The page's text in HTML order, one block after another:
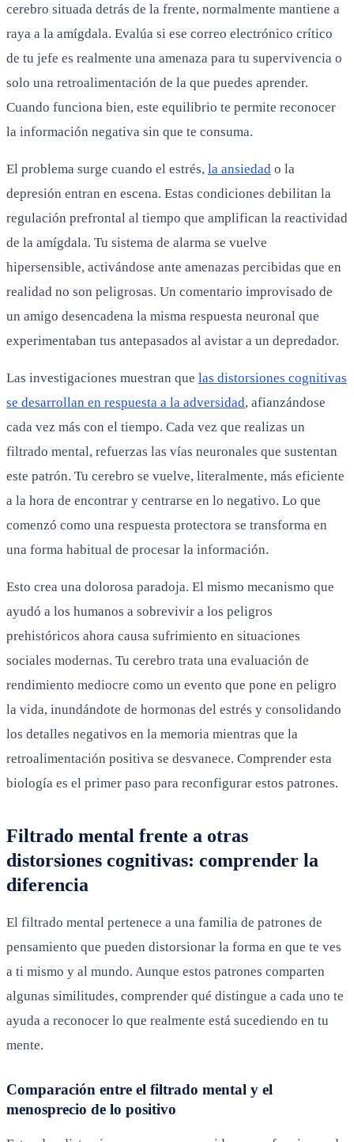
cerebro situada detrás de la frente, normalmente mantiene a
raya a la amígdala. Evalúa si ese correo electrónico crítico
de tu jefe es realmente una amenaza para tu supervivencia o
solo una retroalimentación de la que puedes aprender.
Cuando funciona bien, este equilibrio te permite reconocer
la información negativa sin que te consuma.
El problema surge cuando el estrés, la ansiedad o la
depresión entran en escena. Estas condiciones debilitan la
regulación prefrontal al tiempo que amplifican la reactividad
de la amígdala. Tu sistema de alarma se vuelve
hipersensible, activándose ante amenazas percibidas que en
realidad no son peligrosas. Un comentario improvisado de
un amigo desencadena la misma respuesta neuronal que
experimentaban tus antepasados al avistar a un depredador.
Las investigaciones muestran que las distorsiones cognitivas
se desarrollan en respuesta a la adversidad, afianzándose
cada vez más con el tiempo. Cada vez que realizas un
filtrado mental, refuerzas las vías neuronales que sustentan
este patrón. Tu cerebro se vuelve, literalmente, más eficiente
a la hora de encontrar y centrarse en lo negativo. Lo que
comenzó como una respuesta protectora se transforma en
una forma habitual de procesar la información.
Esto crea una dolorosa paradoja. El mismo mecanismo que
ayudó a los humanos a sobrevivir a los peligros
prehistóricos ahora causa sufrimiento en situaciones
sociales modernas. Tu cerebro trata una evaluación de
rendimiento mediocre como un evento que pone en peligro
la vida, inundándote de hormonas del estrés y consolidando
los detalles negativos en la memoria mientras que la
retroalimentación positiva se desvanece. Comprender esta
biología es el primer paso para reconfigurar estos patrones.
Filtrado mental frente a otras
distorsiones cognitivas: comprender la
diferencia
El filtrado mental pertenece a una familia de patrones de
pensamiento que pueden distorsionar la forma en que te ves
a ti mismo y al mundo. Aunque estos patrones comparten
algunas similitudes, comprender qué distingue a cada uno te
ayuda a reconocer lo que realmente está sucediendo en tu
mente.
Comparación entre el filtrado mental y el
menosprecio de lo positivo